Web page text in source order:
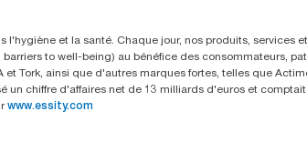
et la santé. Chaque jour, nos produits,
to well-being) au bénéfice des consommateurs,
Tork, ainsi que d'autres marques fortes, telles que
un chiffre d'affaires net de 13 milliards d'euros et
www.essity.com